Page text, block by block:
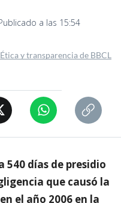
a las 15:54
Ética y transparencia de BBCL
540 días de presidio
que causó la
el año 2006 en la